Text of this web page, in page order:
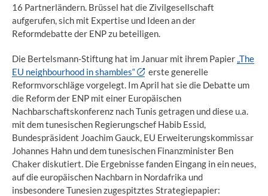
16 Partnerländern. Brüssel hat die Zivilgesellschaft
aufgerufen, sich mit Expertise und Ideen an der
Reformdebatte der ENP zu beteiligen.
Die Bertelsmann-Stiftung hat im Januar mit ihrem Papier „The
EU neighbourhood in shambles“
erste generelle
Reformvorschläge vorgelegt. Im April hat sie die Debatte um
die Reform der ENP mit einer Europäischen
Nachbarschaftskonferenz nach Tunis getragen und diese u.a.
mit dem tunesischen Regierungschef Habib Essid,
Bundespräsident Joachim Gauck, EU Erweiterungskommissar
Johannes Hahn und dem tunesischen Finanzminister Ben
Chaker diskutiert. Die Ergebnisse fanden Eingang in ein neues,
auf die europäischen Nachbarn in Nordafrika und
insbesondere Tunesien zugespitztes Strategiepapier: